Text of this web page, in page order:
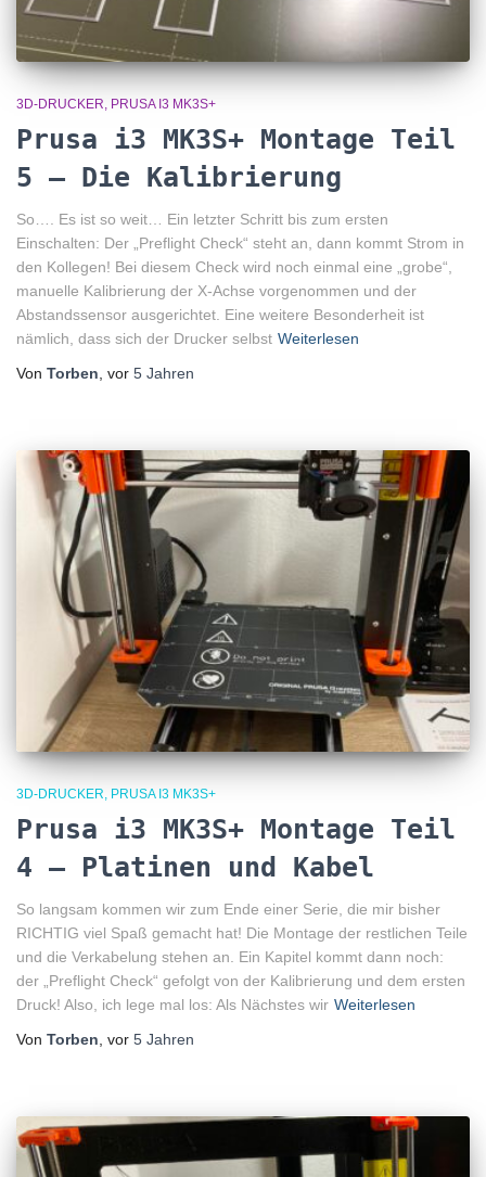
3D-DRUCKER PRUSA I3 MK3S+
Prusa i3 MK3S+ Montage Teil
5 – Die Kalibrierung
So…. Es ist so weit… Ein letzter Schritt bis zum ersten
Einschalten: Der „Preflight Check“ steht an, dann kommt Strom in
den Kollegen! Bei diesem Check wird noch einmal eine „grobe“,
manuelle Kalibrierung der X-Achse vorgenommen und der
Abstandssensor ausgerichtet. Eine weitere Besonderheit ist
nämlich, dass sich der Drucker selbst Weiterlesen
Von Torben , vor 5 Jahren
3D-DRUCKER PRUSA I3 MK3S+
Prusa i3 MK3S+ Montage Teil
4 – Platinen und Kabel
So langsam kommen wir zum Ende einer Serie, die mir bisher
RICHTIG viel Spaß gemacht hat! Die Montage der restlichen Teile
und die Verkabelung stehen an. Ein Kapitel kommt dann noch:
der „Preflight Check“ gefolgt von der Kalibrierung und dem ersten
Druck! Also, ich lege mal los: Als Nächstes wir Weiterlesen
Von Torben, vor 5 Jahren